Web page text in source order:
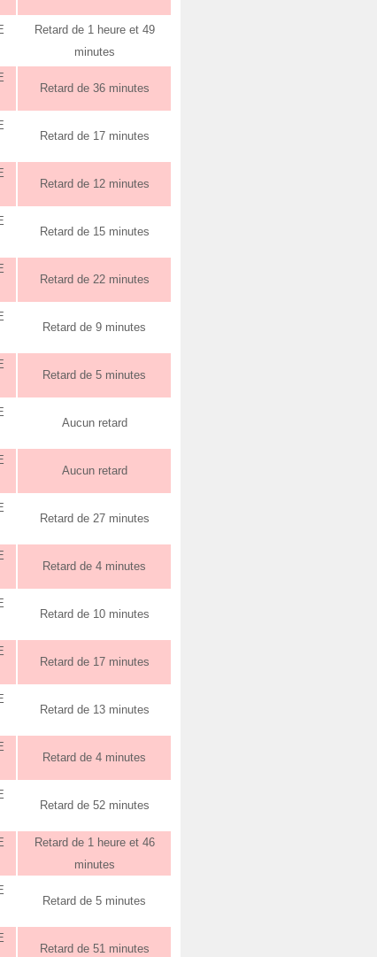
Retard de 1 heure et 49
minutes
Retard de 36 minutes
Retard de 17 minutes
Retard de 12 minutes
Retard de 15 minutes
Retard de 22 minutes
Retard de 9 minutes
Retard de 5 minutes
Aucun retard
Aucun retard
Retard de 27 minutes
Retard de 4 minutes
Retard de 10 minutes
Retard de 17 minutes
Retard de 13 minutes
Retard de 4 minutes
Retard de 52 minutes
Retard de 1 heure et 46
minutes
Retard de 5 minutes
Retard de 51 minutes